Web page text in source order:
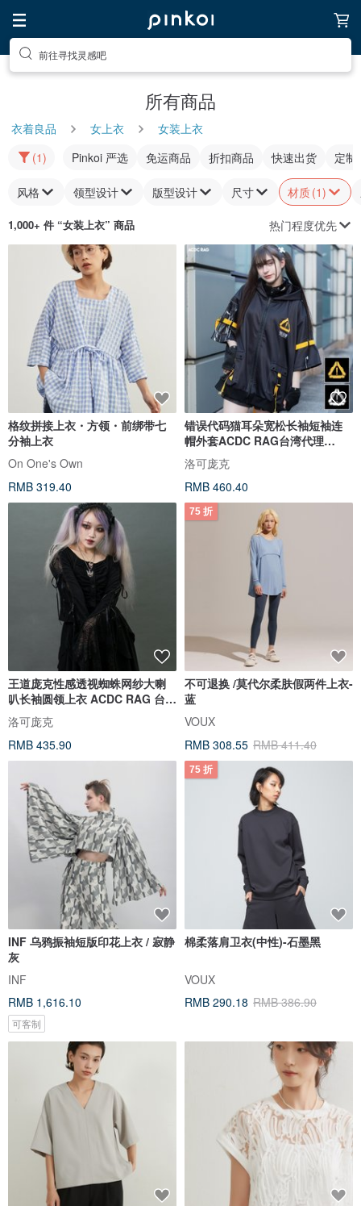
前往寻找灵感吧
所有商品
衣着良品 女上衣
女装上衣
(1)
Pinkoi 严选 免运商品 折扣商品 快速出货 定制
风格 领型设计 版型设计 尺寸 材质(1)
1,000+ 件 “女装上衣” 商品 热门程度优先
格纹拼接上衣・方领・前绑带七
分袖上衣
On One's Own
RMB 319.40
错误代码猫耳朵宽松长袖短袖连
帽外套ACDC RAG台湾代理
JA0593
洛可庞克
RMB 460.40
王道庞克性感透视蜘蛛网纱大喇
叭长袖圆领上衣 ACDC RAG 台湾
JA0805
洛可庞克
RMB 435.90
75 折
不可退换 /莫代尔柔肤假两件上衣-
蓝
VOUX
RMB 308.55 RMB 411.40
INF 乌鸦振袖短版印花上衣 / 寂静
灰
INF
RMB 1,616.10
可客制
75 折
棉柔落肩卫衣(中性)-石墨黑
VOUX
RMB 290.18 RMB 386.90